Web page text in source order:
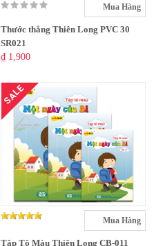
Mua Hàng
Thước thẳng Thiên Long PVC 30
SR021
₫ 1,900
SALE
Mua Hàng
Tập Tô Màu Thiên Long CB-011